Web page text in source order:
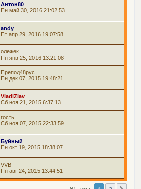
Антон80
Пн май 30, 2016 21:02:53
andy
Пт апр 29, 2016 19:07:58
олежек
Пн янв 25, 2016 13:21:08
Препод48рус
Пн дек 07, 2015 19:48:21
VladiZlav
Сб ноя 21, 2015 6:37:13
гость
Сб ноя 07, 2015 22:33:59
Буйный
Пн окт 19, 2015 18:38:07
VVB
Пн авг 24, 2015 13:44:51